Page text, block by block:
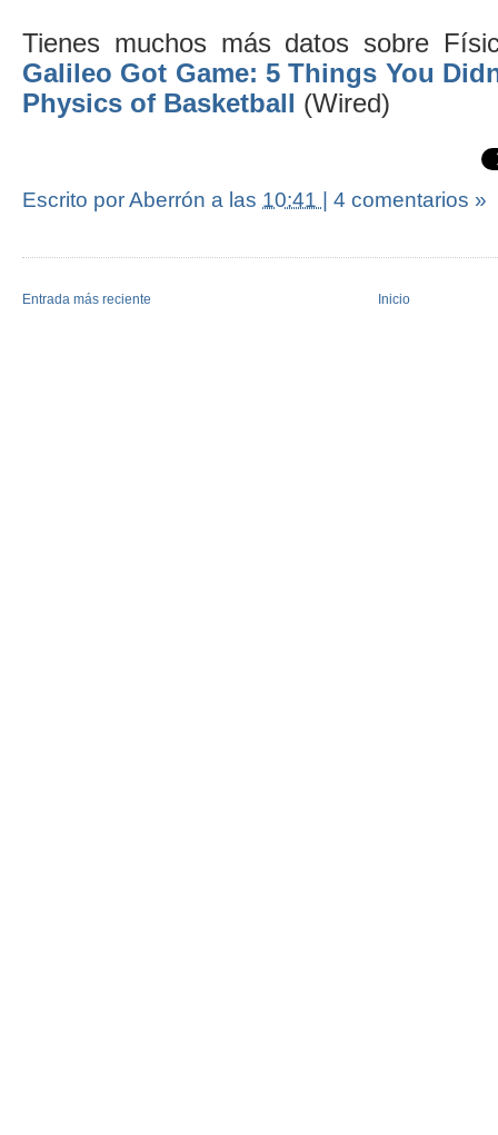
Tienes muchos más datos sobre
Galileo Got Game: 5 Things You
Physics of Basketball (Wired)
Escrito por Aberrón a las 10:41 | 4 comentarios »
Entrada más reciente Inicio